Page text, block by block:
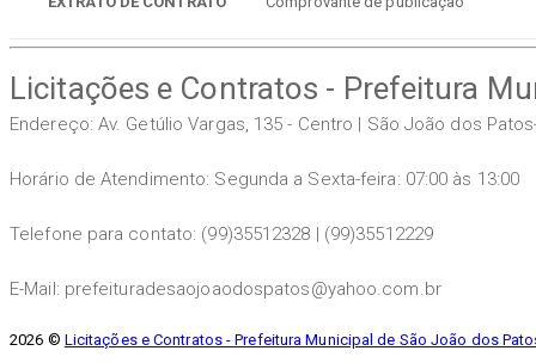
Licitações e Contratos - Prefeitura
Endereço: Av. Getúlio Vargas, 135 - Centro | São João dos
Horário de Atendimento: Segunda a Sexta-feira: 07:00 às 13:00
Telefone para contato: (99)35512328 | (99)35512229
E-Mail: prefeituradesaojoaodospatos@yahoo.com.br
2026 © Licitações e Contratos - Prefeitura Municipal de São João dos